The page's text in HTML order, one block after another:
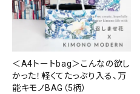
＜A4トートbag＞こんなの欲し
かった！軽くてたっぷり入る、万
能キモノBAG（5柄）